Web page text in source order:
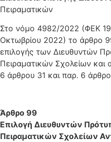
Πειραματικών
Στο νόμο 4982/2022 (ΦΕΚ
Οκτωβρίου 2022) το άρθρο
επιλογής των Διευθυντών
Πειραματικών Σχολείων και
6 άρθρου 31 και παρ. 6
Άρθρο 99
Επιλογή Διευθυντών
Πειραματικών Σχολείων